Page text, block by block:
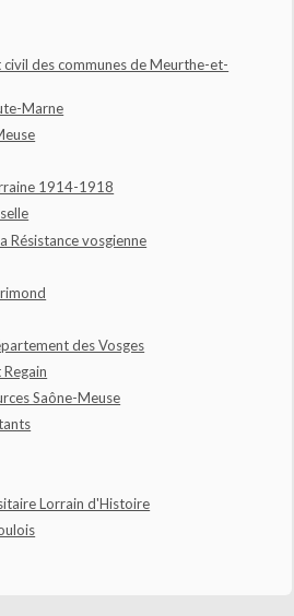
des communes de Meurthe-et-
Marne
1914-1918
Résistance vosgienne
des Vosges
Saône-Meuse
Lorrain d'Histoire